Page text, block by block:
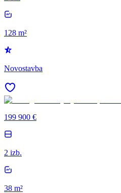
128 m²
Novostavba
199 900 €
2 izb.
38 m²